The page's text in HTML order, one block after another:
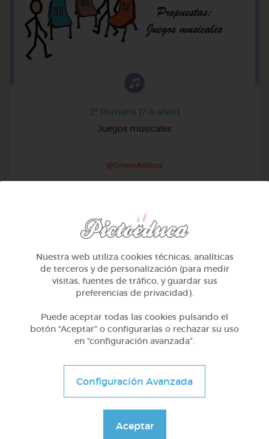
2º Primaria (7-8 años)
Juegos musicales
@GrupoAdapta
2º Primaria (7-8 años)
El director de orquesta
Nuestra web utiliza cookies técnicas, analíticas
de terceros y de personalización (para medir
visitas, fuentes de tráfico, y guardar sus
preferencias de privacidad).
Puede aceptar todas las cookies pulsando el
botón “Aceptar” o configurarlas o rechazar su uso
en “configuración avanzada”.
Configuración Avanzada
Aceptar